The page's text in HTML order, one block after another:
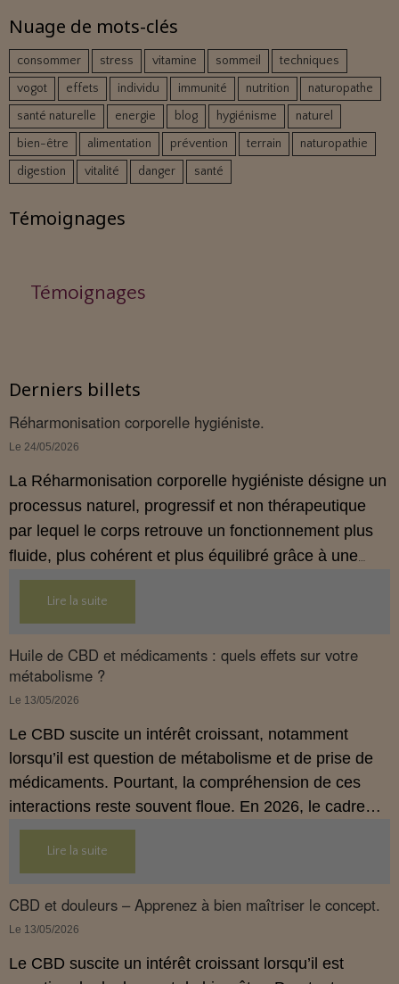
Nuage de mots-clés
consommer stress vitamine sommeil
techniques
vogot
effets individu immunité nutrition
naturopathe
santé naturelle
energie blog hygiénisme
naturel
bien-être
alimentation prévention terrain
naturopathie
digestion
vitalité danger santé
Témoignages
Témoignages
Derniers billets
Réharmonisation corporelle hygiéniste.
Le 24/05/2026
La Réharmonisation corporelle hygiéniste désigne un
processus naturel, progressif et non thérapeutique
par lequel le corps retrouve un fonctionnement plus
fluide, plus cohérent et plus équilibré grâce à une
hygiène de vie adaptée.
Lire la suite
Huile de CBD et médicaments : quels effets sur votre
métabolisme ?
Le 13/05/2026
Le CBD suscite un intérêt croissant, notamment
lorsqu’il est question de métabolisme et de prise de
médicaments. Pourtant, la compréhension de ces
interactions reste souvent floue. En 2026, le cadre
légal français impose des règles strictes : seuls les
usages externes du CBD sont autorisés. Cet article
propose une mise au point claire et accessible pour
comprendre comment le CBD s’inscrit dans une
démarche de prévention, sans ingestion et sans
Lire la suite
CBD et douleurs – Apprenez à bien maîtriser le concept.
Le 13/05/2026
Le CBD suscite un intérêt croissant lorsqu’il est